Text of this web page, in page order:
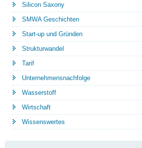
Silicon Saxony
SMWA Geschichten
Start-up und Gründen
Strukturwandel
Tarif
Unternehmensnachfolge
Wasserstoff
Wirtschaft
Wissenswertes